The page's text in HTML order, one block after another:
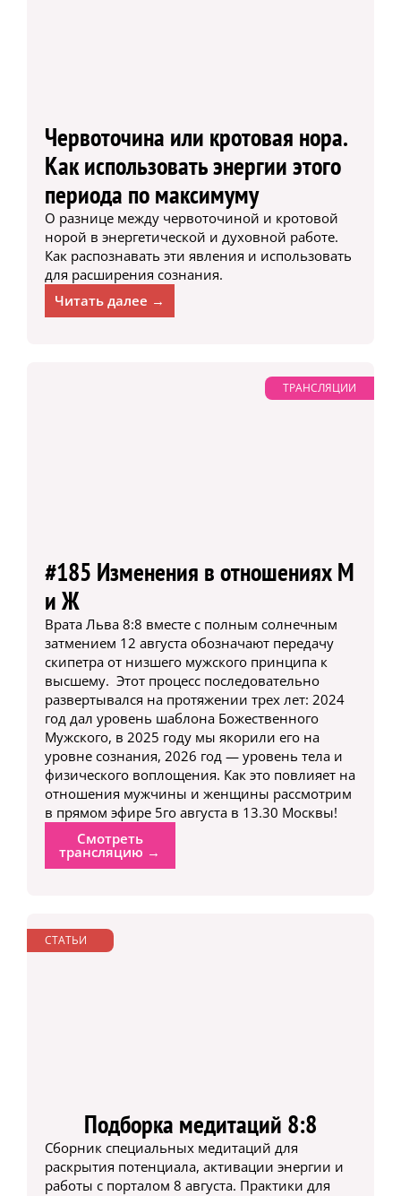
Червоточина или кротовая нора.
Как использовать энергии этого
периода по максимуму
О разнице между червоточиной и кротовой
норой в энергетической и духовной работе.
Как распознавать эти явления и использовать
для расширения сознания.
Читать далее →
ТРАНСЛЯЦИИ
#185 Изменения в отношениях М
и Ж
Врата Льва 8:8 вместе с полным солнечным
затмением 12 августа обозначают передачу
скипетра от низшего мужского принципа к
высшему. Этот процесс последовательно
развертывался на протяжении трех лет: 2024
год дал уровень шаблона Божественного
Мужского, в 2025 году мы якорили его на
уровне сознания, 2026 год — уровень тела и
физического воплощения. Как это повлияет на
отношения мужчины и женщины рассмотрим
в прямом эфире 5го августа в 13.30 Москвы!
Смотреть
трансляцию →
СТАТЬИ
Подборка медитаций 8:8
Сборник специальных медитаций для
раскрытия потенциала, активации энергии и
работы с порталом 8 августа. Практики для